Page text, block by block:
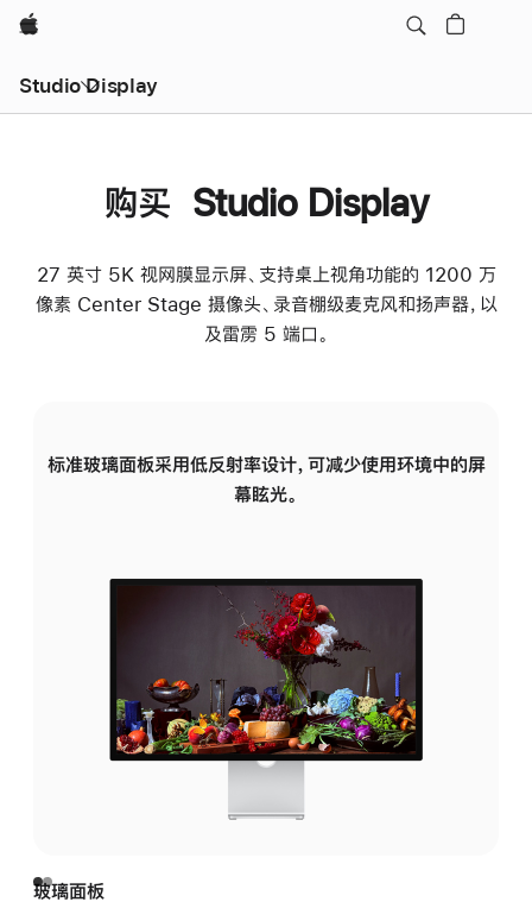
Apple
Studio Display
购买 Studio Display
27 英寸 5K 视网膜显示屏、支持桌上视角功能的 1200 万
像素 Center Stage 摄像头、录音棚级麦克风和扬声器，以
及雷雳 5 端口。
标准玻璃面板采用低反射率设计，可减少使用环境中的屏
幕眩光。
玻璃面板